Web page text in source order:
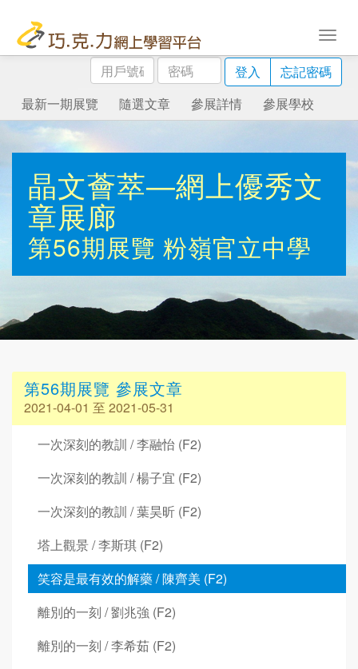
用
戶
號
碼
密
碼
登入
忘記密碼
最新一期展覽
隨選文章 參展詳情 參展學校
晶文薈萃—網上優秀文
章展廊
第56期展覽 粉嶺官立中學
第56期展覽 參展文章
2021-04-01 至 2021-05-31
一次深刻的教訓 / 李融怡 (F2)
一次深刻的教訓 / 楊子宜 (F2)
一次深刻的教訓 / 葉昊昕 (F2)
塔上觀景 / 李斯琪 (F2)
笑容是最有效的解藥 / 陳齊美 (F2)
離別的一刻 / 劉兆強 (F2)
離別的一刻 / 李希茹 (F2)